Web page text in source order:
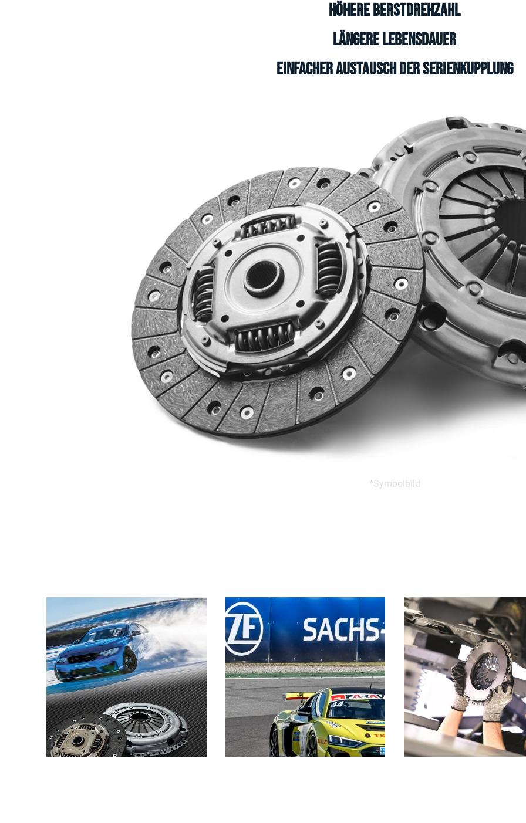
Höhere Berstdrehzahl
Längere Lebensdauer
Einfacher Austausch der Serienkupplung
*Symbolbild